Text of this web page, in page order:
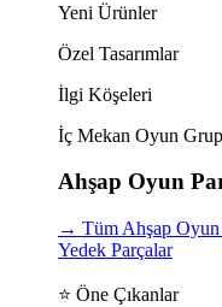
Yeni Ürünler
Özel Tasarımlar
İlgi Köşeleri
İç Mekan Oyun
Ahşap Oyun
→ Tüm Ahşap Oyun
Yedek Parçalar
⭐ Öne Çıkanlar